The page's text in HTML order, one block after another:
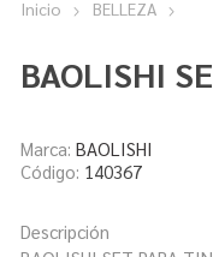
Inicio BELLEZA
BAOLISHI
Marca: BAOLISHI
Código: 140367
Descripción